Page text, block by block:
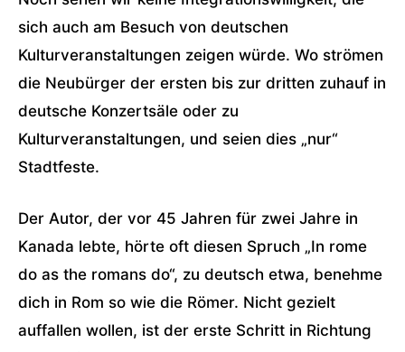
sich auch am Besuch von deutschen
Kulturveranstaltungen zeigen würde. Wo strömen
die Neubürger der ersten bis zur dritten zuhauf in
deutsche Konzertsäle oder zu
Kulturveranstaltungen, und seien dies „nur“
Stadtfeste.
Der Autor, der vor 45 Jahren für zwei Jahre in
Kanada lebte, hörte oft diesen Spruch „In rome
do as the romans do“, zu deutsch etwa, benehme
dich in Rom so wie die Römer. Nicht gezielt
auffallen wollen, ist der erste Schritt in Richtung